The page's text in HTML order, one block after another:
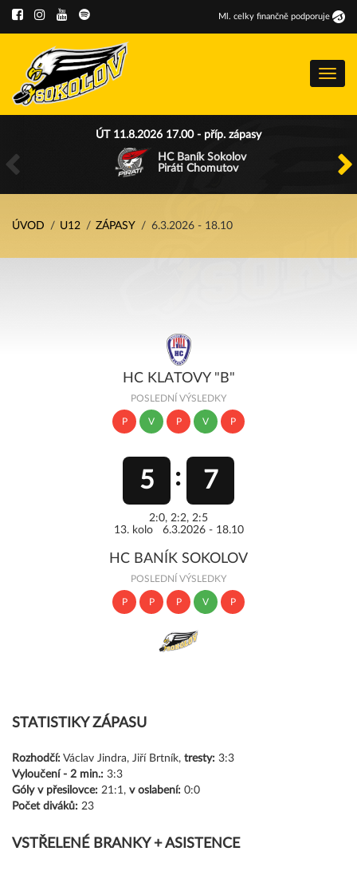
Ml . celky finančně podporuje
Menu
ÚT 11.8.2026 17.00 - příp. zápasy
HC Baník Sokolov
Piráti Chomutov
ÚVOD U12 ZÁPASY 6.3.2026 - 18.10
HC KLATOVY "B"
POSLEDNÍ VÝSLEDKY
P V P V P
5 7
2:0, 2:2, 2:5
13. kolo 6.3.2026 - 18.10
HC BANÍK SOKOLOV
POSLEDNÍ VÝSLEDKY
P P P V P
STATISTIKY ZÁPASU
Rozhodčí: Václav Jindra, Jiří Brtník, tresty: 3:3
Vyloučení - 2 min.: 3:3
Góly v přesilovce: 21:1, v oslabení: 0:0
Počet diváků: 23
VSTŘELENÉ BRANKY + ASISTENCE